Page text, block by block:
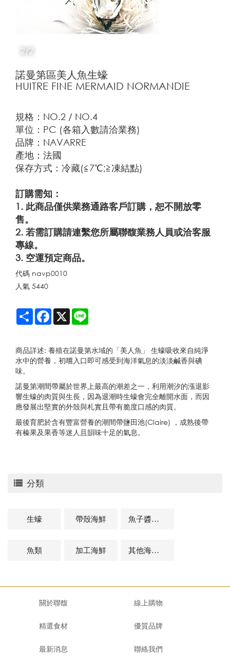
分類
生蠔 帶殼海鮮 魚子醬及魚卵
魚類 加工海鮮 其他海鮮及相關商品
2/2
諾曼第區美人魚生蠔
HUITRE FINE MERMAID NORMANDIE
規格：NO.2 / NO.4
單位：PC (各箱入數請洽業務)
品牌：NAVARRE
產地：法國
保存方式：冷藏(≦7℃;≧凍結點)
訂購需知：
1. 此商品僅供業務通路客戶訂購，恕不開放零
售。
2. 若需訂購請連繫您所屬聯馥業務人員或洽客服
專線。
3. 空運預定商品。
代碼 navp0010
人氣 5440
Share Facebook
X
商品詳述: 養殖在諾曼第水域的「美人魚」 生蠔吸收來自純淨
水中的營養，初嚐入口即可感受到海洋氣息的淡淡鹹香與碘
味。
諾曼第潮間帶屬於世界上最高的潮差之一，利用潮汐的漲退影
響生蠔的肉質與生長，因為退潮時生蠔會完全離開水面，而因
應發展出堅實的外殼與札實且帶有脆度口感的肉質。
最後育肥於含有豐富營養的潮間帶鹽田池(Claire) ，成熟後帶
有榛果及果香等迷人且韻味十足的氣息。
關於聯馥 線上購物
精選食材 優質品牌
最新消息 聯絡我們